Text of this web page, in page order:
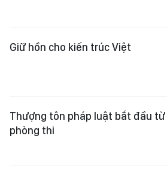
Giữ hồn cho kiến trúc Việt
Thượng tôn pháp luật bắt đầu từ
phòng thi